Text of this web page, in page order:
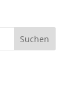
Suchen